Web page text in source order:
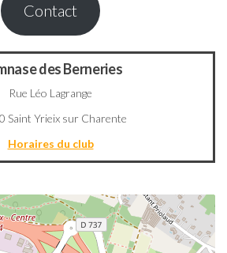
Contact
des Berneries
Rue Léo Lagrange
Saint Yrieix sur Charente
Horaires du club